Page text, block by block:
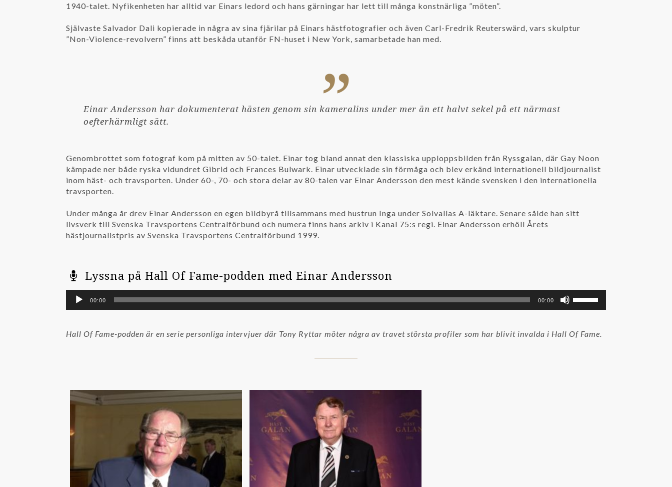
1940-talet. Nyfikenheten har alltid var Einars ledord och hans gärningar har lett till många konstnärliga ”möten”.
Självaste Salvador Dali kopierade in några av sina fjärilar på Einars hästfotografier och även Carl-Fredrik Reuterswärd, vars skulptur
”Non-Violence-revolvern” finns att beskåda utanför FN-huset i New York, samarbetade han med.
Einar Andersson har dokumenterat hästen genom sin kameralins under mer än ett halvt sekel på ett närmast
oefterhärmligt sätt.
Genombrottet som fotograf kom på mitten av 50-talet. Einar tog bland annat den klassiska upploppsbilden från Ryssgalan, där Gay Noon
kämpade ner både ryska vidundret Gibrid och Frances Bulwark. Einar utvecklade sin förmåga och blev erkänd internationell bildjournalist
inom häst- och travsporten. Under 60-, 70- och stora delar av 80-talen var Einar Andersson den mest kände svensken i den internationella
travsporten.
Under många år drev Einar Andersson en egen bildbyrå tillsammans med hustrun Inga under Solvallas A-läktare. Senare sålde han sitt
livsverk till Svenska Travsportens Centralförbund och numera finns hans arkiv i Kanal 75:s regi. Einar Andersson erhöll Årets
hästjournalistpris av Svenska Travsportens Centralförbund 1999.
Lyssna på Hall Of Fame-podden med Einar Andersson
Ljudspelare
00:00 00:00
att
Hall Of Fame-podden är en serie personliga intervjuer där Tony Ryttar möter några av travet största profiler som har blivit invalda i Hall Of Fame.